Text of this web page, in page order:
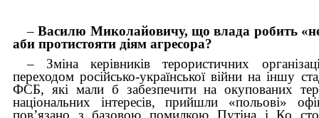
– Василю Миколайовичу, що влада робить
аби протистояти діям агресора?
– Зміна керівників терористичних
переходом російсько-української війни на іншу
ФСБ, які мали б забезпечити на окупованих
національних інтересів, прийшли «польові»